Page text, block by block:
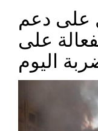
على دعم
على
اليوم